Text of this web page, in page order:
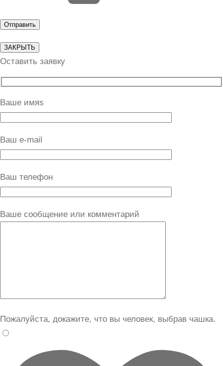
ЗАКРЫТЬ
Оставить заявку
Ваше имяs
Ваш e-mail
Ваш телефон
Ваше сообщение или комментарий
Пожалуйста, докажите, что вы человек, выбрав чашка.